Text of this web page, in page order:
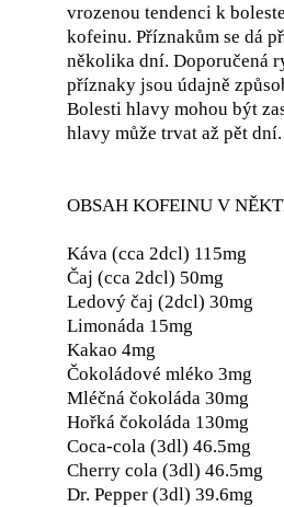
vrozenou tendenci k
kofeinu. Příznakům se dá
několika dní. Doporučená
příznaky jsou údajně
Bolesti hlavy mohou být
hlavy může trvat až pět
OBSAH KOFEINU V
Káva (cca 2dcl) 115mg
Čaj (cca 2dcl) 50mg
Ledový čaj (2dcl) 30mg
Limonáda 15mg
Kakao 4mg
Čokoládové mléko 3mg
Mléčná čokoláda 30mg
Hořká čokoláda 130mg
Coca-cola (3dl) 46.5mg
Cherry cola (3dl) 46.5mg
Dr. Pepper (3dl) 39.6mg